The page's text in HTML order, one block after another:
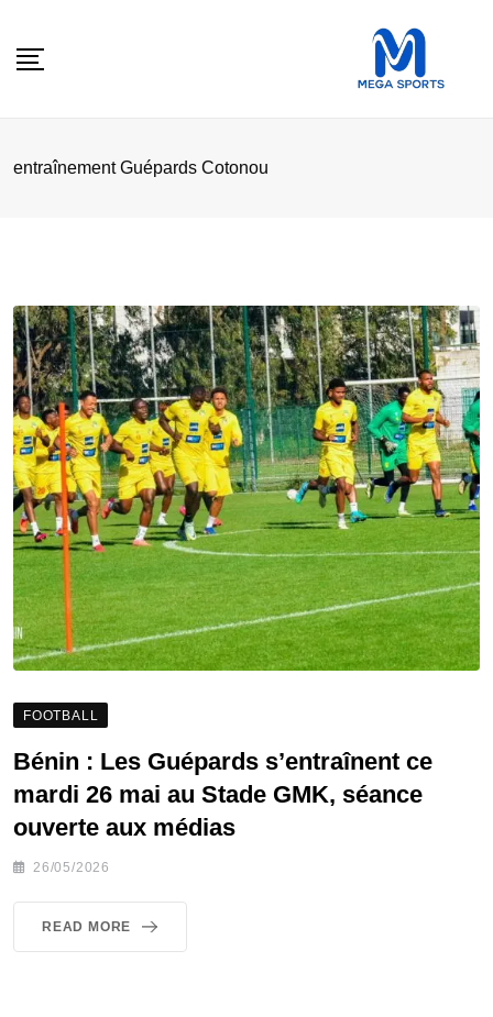
entraînement Guépards Cotonou
FOOTBALL
Bénin : Les Guépards s’entraînent ce
mardi 26 mai au Stade GMK, séance
ouverte aux médias
26/05/2026
READ MORE